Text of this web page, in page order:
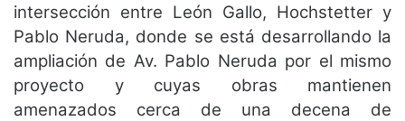
intersección entre León Gallo, Hochstetter y
Pablo Neruda, donde se está desarrollando la
ampliación de Av. Pablo Neruda por el mismo
proyecto y cuyas obras mantienen
amenazados cerca de una decena de